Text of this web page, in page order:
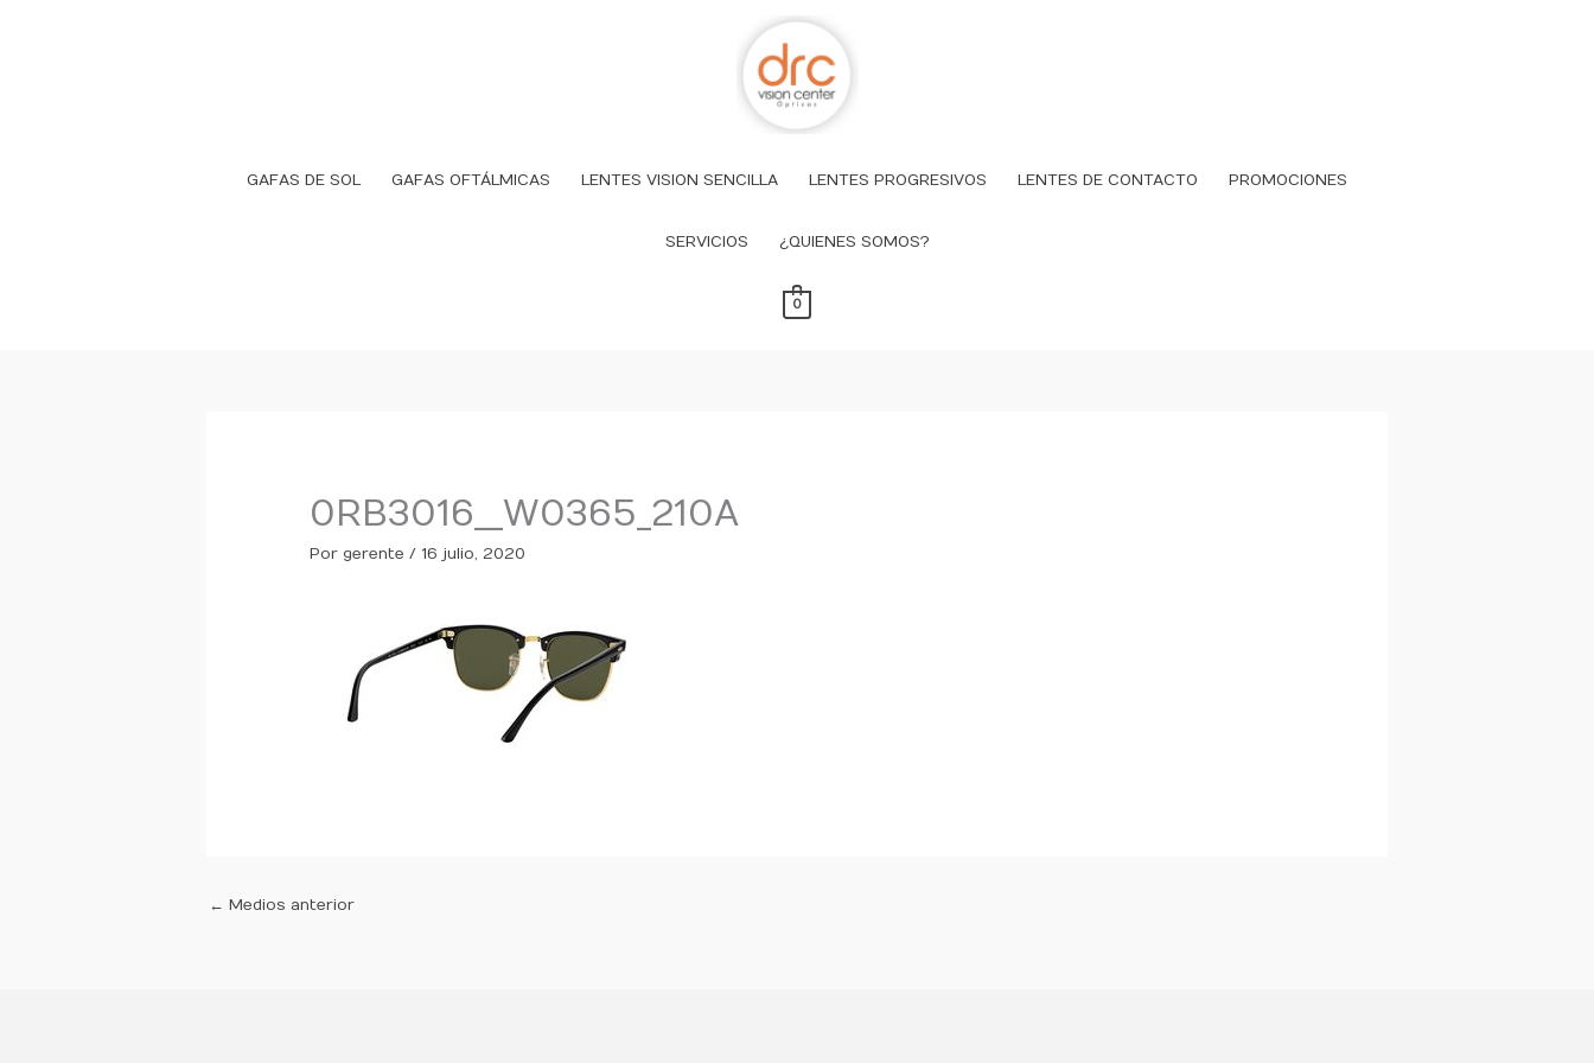
GAFAS DE SOL GAFAS OFTÁLMICAS LENTES VISION SENCILLA LENTES PROGRESIVOS LENTES DE CONTACTO PROMOCIONES
SERVICIOS ¿QUIENES SOMOS?
0
0RB3016__W0365_210A
Por gerente / 16 julio, 2020
← Medios anterior